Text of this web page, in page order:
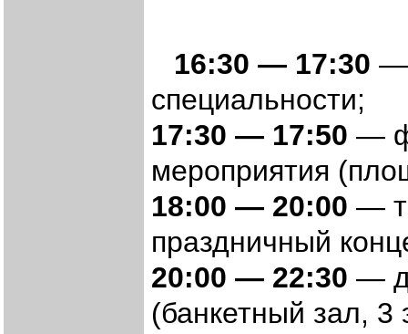
16:30 — 17:30 —
специальности;
17:30 — 17:50 —
мероприятия
18:00 — 20:00 —
праздничный
20:00 — 22:30 —
(банкетный зал, 3